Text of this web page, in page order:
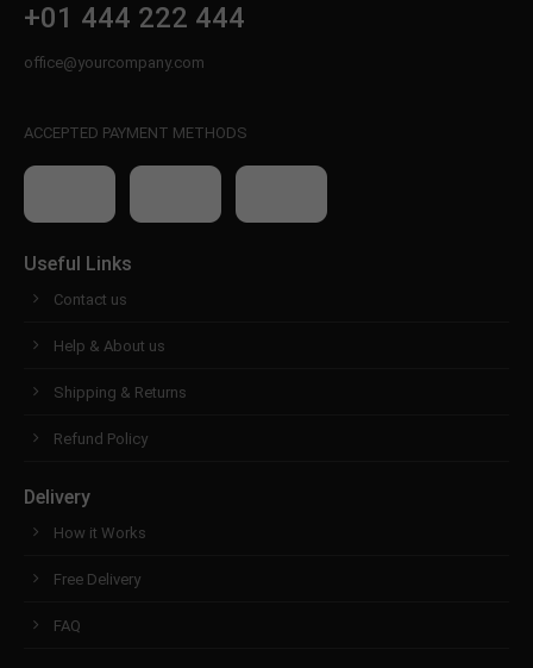
+01 444 222 444
office@yourcompany.com
ACCEPTED PAYMENT METHODS
Useful Links
Contact us
Help & About us
Shipping & Returns
Refund Policy
Delivery
How it Works
Free Delivery
FAQ